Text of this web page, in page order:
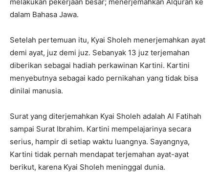
dalam Bahasa Jawa.
Setelah pertemuan itu, Kyai Sholeh menerjemahkan ayat
demi ayat, juz demi juz. Sebanyak 13 juz terjemahan
diberikan sebagai hadiah perkawinan Kartini. Kartini
menyebutnya sebagai kado pernikahan yang tidak bisa
dinilai manusia.
Surat yang diterjemahkan Kyai Sholeh adalah Al Fatihah
sampai Surat Ibrahim. Kartini mempelajarinya secara
serius, hampir di setiap waktu luangnya. Sayangnya,
Kartini tidak pernah mendapat terjemahan ayat-ayat
berikut, karena Kyai Sholeh meninggal dunia.